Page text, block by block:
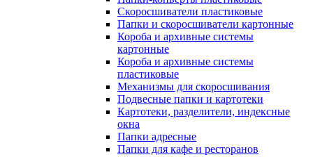
Скоросшиватели пластиковые
Папки и скоросшиватели картонные
Короба и архивные системы
картонные
Короба и архивные системы
пластиковые
Механизмы для скоросшивания
Подвесные папки и картотеки
Картотеки, разделители, индексные
окна
Папки адресные
Папки для кафе и ресторанов